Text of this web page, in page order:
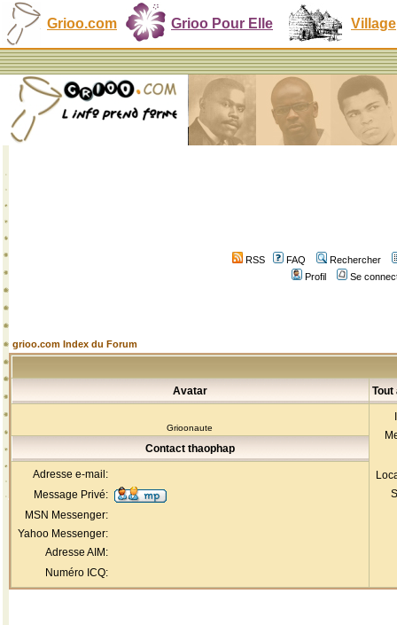
Grioo.com Grioo Pour Elle Village
RSS FAQ
Rechercher
Profil
Se
grioo.com Index du Forum
Avatar Tout
Grioonaute
Contact thaophap
Adresse e-mail:
Message Privé:
MSN Messenger:
Yahoo Messenger:
Adresse AIM:
Numéro ICQ: